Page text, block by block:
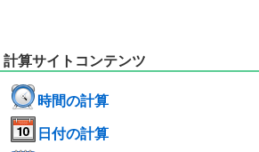
計算サイトコンテンツ
時間の計算
日付の計算